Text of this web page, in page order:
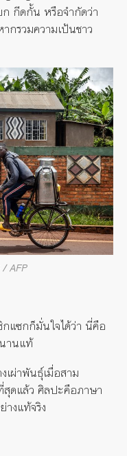
กีดกั้น หรือจำกัดว่า
กรวมความเป้นชาว
/ AFP
แซกก็มั่นใจได้ว่า นี่คือ
านแท้
เผ่าพันธุ์เมื่อสาม
ดแล้ว ศิลปะคือภาษา
งแท้จริง